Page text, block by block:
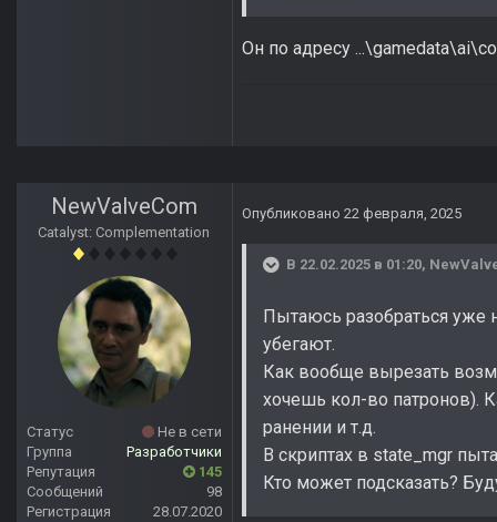
Он по адресу
NewValveCom
Catalyst: Complementation
Статус
Не в сети
Группа
Разработчики
Репутация
145
Сообщений
98
Регистрация
28.07.2020
Опубликовано 22 февраля, 2025
В 22.02.2025 в 01:20,
Пытаюсь разобраться уже
убегают.
Как вообще вырезать
хочешь кол-во патронов).
ранении и т.д.
В скриптах в state_mgr
Кто может подсказать?